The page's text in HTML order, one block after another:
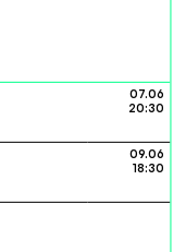
07.06
20:30
09.06
18:30